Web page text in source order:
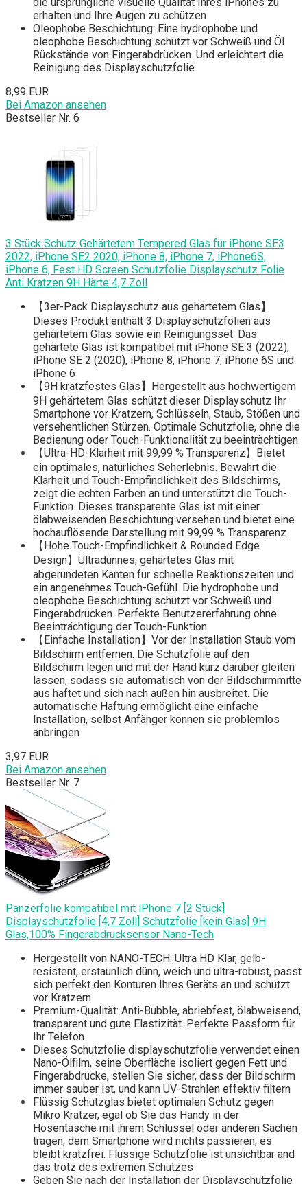
erhalten und Ihre Augen zu schützen
Oleophobe Beschichtung: Eine hydrophobe und
oleophobe Beschichtung schützt vor Schweiß und Öl
Rückstände von Fingerabdrücken. Und erleichtert die
Reinigung des Displayschutzfolie
8,99 EUR
Bei Amazon ansehen
Bestseller Nr. 6
3 Stück Schutz Gehärtetem Tempered Glas für iPhone SE3
2022, iPhone SE2 2020, iPhone 8, iPhone 7, iPhone6S,
iPhone 6, Fest HD Screen Schutzfolie Displayschutz Folie
Anti Kratzen 9H Härte 4,7 Zoll
【3er-Pack Displayschutz aus gehärtetem Glas】
Dieses Produkt enthält 3 Displayschutzfolien aus
gehärtetem Glas sowie ein Reinigungsset. Das
gehärtete Glas ist kompatibel mit iPhone SE 3 (2022),
iPhone SE 2 (2020), iPhone 8, iPhone 7, iPhone 6S und
iPhone 6
【9H kratzfestes Glas】Hergestellt aus hochwertigem
9H gehärtetem Glas schützt dieser Displayschutz Ihr
Smartphone vor Kratzern, Schlüsseln, Staub, Stößen und
versehentlichen Stürzen. Optimale Schutzfolie, ohne die
Bedienung oder Touch-Funktionalität zu beeinträchtigen
【Ultra-HD-Klarheit mit 99,99 % Transparenz】Bietet
ein optimales, natürliches Seherlebnis. Bewahrt die
Klarheit und Touch-Empfindlichkeit des Bildschirms,
zeigt die echten Farben an und unterstützt die Touch-
Funktion. Dieses transparente Glas ist mit einer
ölabweisenden Beschichtung versehen und bietet eine
hochauflösende Darstellung mit 99,99 % Transparenz
【Hohe Touch-Empfindlichkeit & Rounded Edge
Design】Ultradünnes, gehärtetes Glas mit
abgerundeten Kanten für schnelle Reaktionszeiten und
ein angenehmes Touch-Gefühl. Die hydrophobe und
oleophobe Beschichtung schützt vor Schweiß und
Fingerabdrücken. Perfekte Benutzererfahrung ohne
Beeinträchtigung der Touch-Funktion
【Einfache Installation】Vor der Installation Staub vom
Bildschirm entfernen. Die Schutzfolie auf den
Bildschirm legen und mit der Hand kurz darüber gleiten
lassen, sodass sie automatisch von der Bildschirmmitte
aus haftet und sich nach außen hin ausbreitet. Die
automatische Haftung ermöglicht eine einfache
Installation, selbst Anfänger können sie problemlos
anbringen
3,97 EUR
Bei Amazon ansehen
Bestseller Nr. 7
Panzerfolie kompatibel mit iPhone 7 [2 Stück]
Displayschutzfolie [4,7 Zoll] Schutzfolie [kein Glas] 9H
Glas,100% Fingerabdrucksensor Nano-Tech
Hergestellt von NANO-TECH: Ultra HD Klar, gelb-
resistent, erstaunlich dünn, weich und ultra-robust, passt
sich perfekt den Konturen Ihres Geräts an und schützt
vor Kratzern
Premium-Qualität: Anti-Bubble, abriebfest, ölabweisend,
transparent und gute Elastizität. Perfekte Passform für
Ihr Telefon
Dieses Schutzfolie displayschutzfolie verwendet einen
Nano-Ölfilm, seine Oberfläche isoliert gegen Fett und
Fingerabdrücke, stellen Sie sicher, dass der Bildschirm
immer sauber ist, und kann UV-Strahlen effektiv filtern
Flüssig Schutzglas bietet optimalen Schutz gegen
Mikro Kratzer, egal ob Sie das Handy in der
Hosentasche mit ihrem Schlüssel oder anderen Sachen
tragen, dem Smartphone wird nichts passieren, es
bleibt kratzfrei. Flüssige Schutzfolie ist unsichtbar and
das trotz des extremen Schutzes
Geben Sie nach der Installation der Displayschutzfolie